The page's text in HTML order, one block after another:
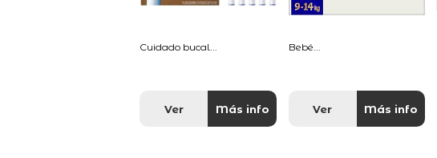
Cuidado bucal...
Ver Más info
Bebé...
Ver Más info